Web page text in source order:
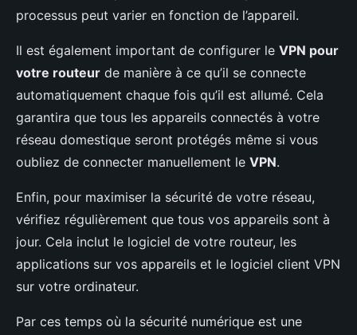
processus peut varier en fonction de l’appareil.
Il est également important de configurer le VPN pour
votre routeur de manière à ce qu’il se connecte
automatiquement chaque fois qu’il est allumé. Cela
garantira que tous les appareils connectés à votre
réseau domestique seront protégés même si vous
oubliez de connecter manuellement le VPN.
Enfin, pour maximiser la sécurité de votre réseau,
vérifiez régulièrement que tous vos appareils sont à
jour. Cela inclut le logiciel de votre routeur, les
applications sur vos appareils et le logiciel client VPN
sur votre ordinateur.
Par ces temps où la sécurité numérique est une